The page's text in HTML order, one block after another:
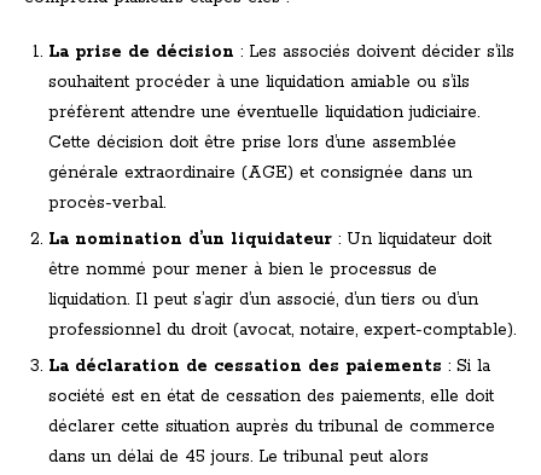
La prise de décision : Les associés doivent décider s’ils
souhaitent procéder à une liquidation amiable ou s’ils
préfèrent attendre une éventuelle liquidation judiciaire.
Cette décision doit être prise lors d’une assemblée
générale extraordinaire (AGE) et consignée dans un
procès-verbal.
La nomination d’un liquidateur : Un liquidateur doit
être nommé pour mener à bien le processus de
liquidation. Il peut s’agir d’un associé, d’un tiers ou d’un
professionnel du droit (avocat, notaire, expert-comptable).
La déclaration de cessation des paiements : Si la
société est en état de cessation des paiements, elle doit
déclarer cette situation auprès du tribunal de commerce
dans un délai de 45 jours. Le tribunal peut alors